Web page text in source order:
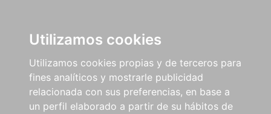
Utilizamos cookies
Utilizamos cookies propias y de terceros para
fines analíticos y mostrarle publicidad
relacionada con sus preferencias, en base a
un perfil elaborado a partir de su hábitos de